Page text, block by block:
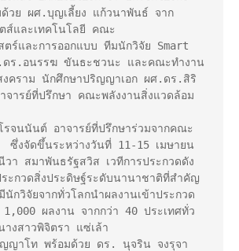
ด้วย ผศ.บุญเลี้ยง แก้วนาพันธ์ จาก
ตส์และเทคโนโลยี คณะ
ตร์และการออกแบบ ทีมนักวิจัย Smart
ร.อนรรฆ ขันธะชวนะ และคณะทำงาน
คราม นักศึกษาปริญญาเอก ผศ.ดร.สิริ
ารย์ที่ปรึกษา คณะพลังงานสิ่งแวดล้อม
จนนันต์ อาจารย์ที่ปรึกษาร่วมจากคณะ
ซึ่งจัดขึ้นระหว่างวันที่ 11-15 เมษายน
า สมาพันธรัฐสวิส เวทีการประกวดดัง
ระกวดสิ่งประดิษฐ์ระดับนานาชาติที่สำคัญ
กวิจัยจากทั่วโลกนำผลงานเข้าประกวด
1,000 ผลงาน จากกว่า 40 ประเทศทั่ว
งสาวพิจิตรา แซ่เล้า
ญญาโท พร้อมด้วย ดร. นุจริน จงรุจา